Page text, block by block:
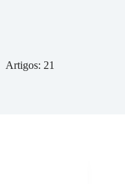
Artigos: 21